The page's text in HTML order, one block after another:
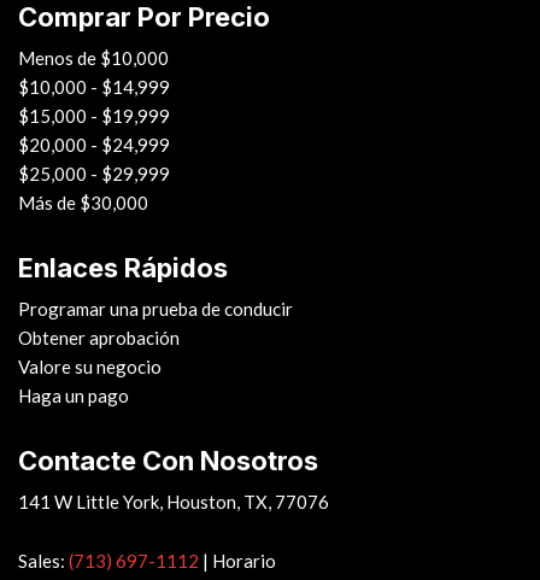
Comprar Por Precio
Menos de $10,000
$10,000 - $14,999
$15,000 - $19,999
$20,000 - $24,999
$25,000 - $29,999
Más de $30,000
Enlaces Rápidos
Programar una prueba de conducir
Obtener aprobación
Valore su negocio
Haga un pago
Contacte Con Nosotros
141 W Little York, Houston, TX, 77076
Sales: (713) 697-1112 | Horario